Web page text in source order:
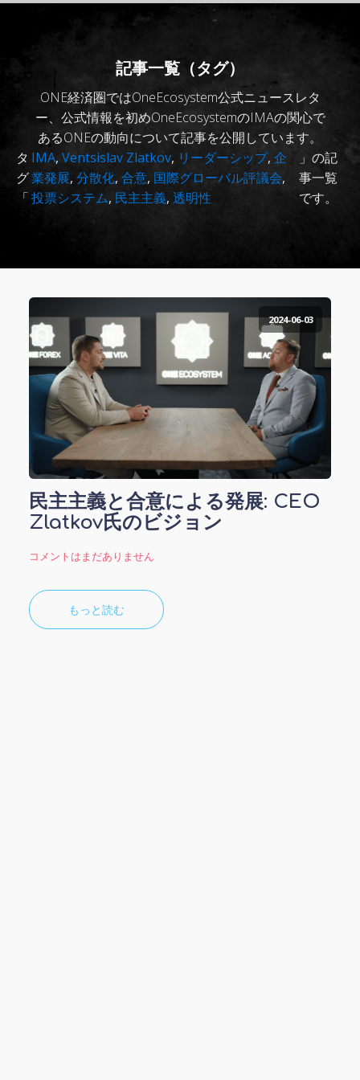
記事一覧（タグ）
ONE経済圏ではOneEcosystem公式ニュースレタ
ー、公式情報を初めOneEcosystemのIMAの関心で
あるONEの動向について記事を公開しています。
タ
グ
「
IMA, Ventsislav Zlatkov, リーダーシップ, 企
業発展, 分散化, 合意, 国際グローバル評議会,
投票システム, 民主主義, 透明性
」の記
事一覧
です。
2024-06-03
民主主義と合意による発展: CEO
Zlatkov氏のビジョン
コメントはまだありません
もっと読む